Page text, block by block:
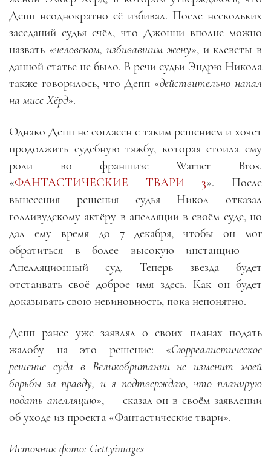
Депп неоднократно её избивал. После нескольких
заседаний судья счёл, что Джонни вполне можно
назвать «человеком, избивавшим жену», и клеветы в
данной статье не было. В речи судьи Эндрю Никола
также говорилось, что Депп «действительно напал
на мисс Хёрд».
Однако Депп не согласен с таким решением и хочет
продолжить судебную тяжбу, которая стоила ему
роли во франшизе Warner Bros.
«ФАНТАСТИЧЕСКИЕ ТВАРИ 3». После
вынесения решения судья Никол отказал
голливудскому актёру в апелляции в своём суде, но
дал ему время до 7 декабря, чтобы он мог
обратиться в более высокую инстанцию —
Апелляционный суд. Теперь звезда будет
отстаивать своё доброе имя здесь. Как он будет
доказывать свою невиновность, пока непонятно.
Депп ранее уже заявлял о своих планах подать
жалобу на это решение: «Сюрреалистическое
решение суда в Великобритании не изменит моей
борьбы за правду, и я подтверждаю, что планирую
подать апелляцию», — сказал он в своём заявлении
об уходе из проекта «Фантастические твари».
Источник фото: Gettyimages